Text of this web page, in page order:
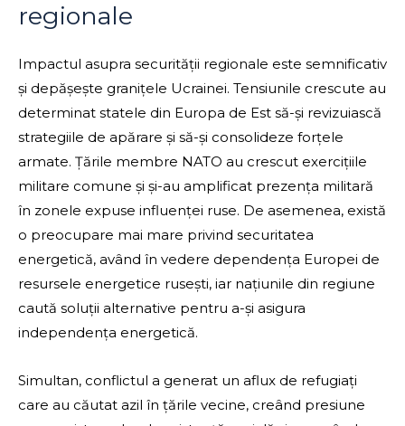
regionale
Impactul asupra securității regionale este semnificativ
și depășește granițele Ucrainei. Tensiunile crescute au
determinat statele din Europa de Est să-și revizuiască
strategiile de apărare și să-și consolideze forțele
armate. Țările membre NATO au crescut exercițiile
militare comune și și-au amplificat prezența militară
în zonele expuse influenței ruse. De asemenea, există
o preocupare mai mare privind securitatea
energetică, având în vedere dependența Europei de
resursele energetice rusești, iar națiunile din regiune
caută soluții alternative pentru a-și asigura
independența energetică.
Simultan, conflictul a generat un aflux de refugiați
care au căutat azil în țările vecine, creând presiune